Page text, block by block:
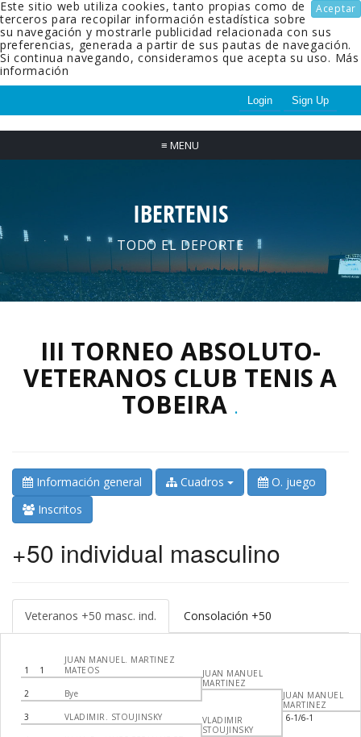
Aceptar
Este sitio web utiliza cookies, tanto propias como de
terceros para recopilar información estadística sobre
su navegación y mostrarle publicidad relacionada con sus
preferencias, generada a partir de sus pautas de navegación.
Si continua navegando, consideramos que acepta su uso. Más
información
Login Sign Up
≡ MENU
IBERTENIS
TODO EL DEPORTE
III TORNEO ABSOLUTO-
VETERANOS CLUB TENIS A
TOBEIRA .
Información general Cuadros
O. juego
Inscritos
+50 individual masculino
Veteranos +50 masc. ind. Consolación +50
1 1
JUAN MANUEL. MARTINEZ
MATEOS
2 Bye
3 VLADIMIR. STOUJINSKY
JUAN MANUEL
MARTINEZ
VLADIMIR
STOUJINSKY
JUAN MANUEL
MARTINEZ
6-1/6-1